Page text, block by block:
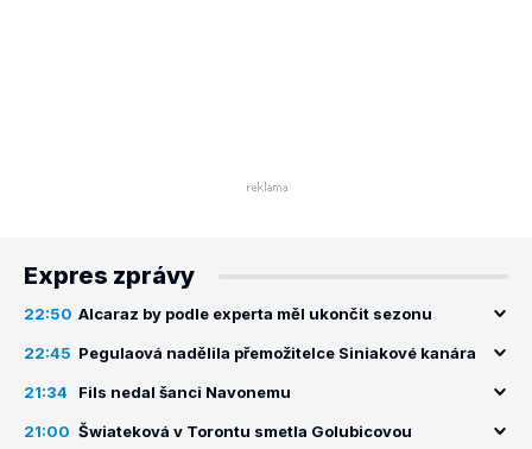
Expres zprávy
22:50 Alcaraz by podle experta měl ukončit sezonu
22:45 Pegulaová nadělila přemožitelce Siniakové kanára
21:34 Fils nedal šanci Navonemu
21:00 Šwiateková v Torontu smetla Golubicovou